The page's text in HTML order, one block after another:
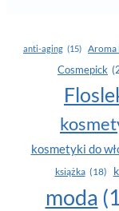
anti-aging (15) Aroma
Cosmepick
kosmetyki do
książka (18)
moda